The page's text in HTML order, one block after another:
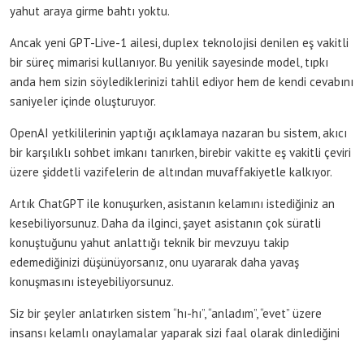
yahut araya girme bahtı yoktu.
Ancak yeni GPT-Live-1 ailesi, duplex teknolojisi denilen eş vakitli
bir süreç mimarisi kullanıyor. Bu yenilik sayesinde model, tıpkı
anda hem sizin söylediklerinizi tahlil ediyor hem de kendi cevabını
saniyeler içinde oluşturuyor.
OpenAI yetkililerinin yaptığı açıklamaya nazaran bu sistem, akıcı
bir karşılıklı sohbet imkanı tanırken, birebir vakitte eş vakitli çeviri
üzere şiddetli vazifelerin de altından muvaffakiyetle kalkıyor.
Artık ChatGPT ile konuşurken, asistanın kelamını istediğiniz an
kesebiliyorsunuz. Daha da ilginci, şayet asistanın çok süratli
konuştuğunu yahut anlattığı teknik bir mevzuyu takip
edemediğinizi düşünüyorsanız, onu uyararak daha yavaş
konuşmasını isteyebiliyorsunuz.
Siz bir şeyler anlatırken sistem “hı-hı”, “anladım”, “evet” üzere
insansı kelamlı onaylamalar yaparak sizi faal olarak dinlediğini